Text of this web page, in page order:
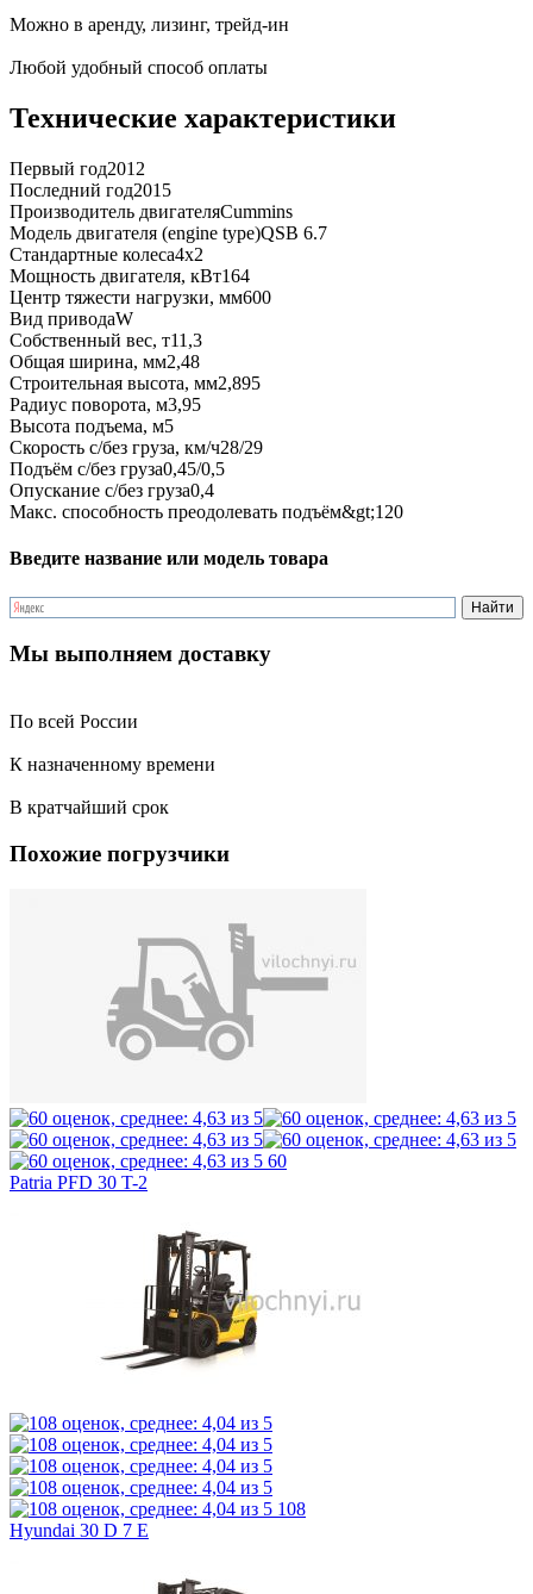
Можно в аренду, лизинг, трейд-ин
Любой удобный способ оплаты
Технические характеристики
Первый год2012
Последний год2015
Производитель двигателяCummins
Модель двигателя (engine type)QSB 6.7
Стандартные колеса4x2
Мощность двигателя, кВт164
Центр тяжести нагрузки, мм600
Вид приводаW
Собственный вес, т11,3
Общая ширина, мм2,48
Строительная высота, мм2,895
Радиус поворота, м3,95
Высота подъема, м5
Скорость с/без груза, км/ч28/29
Подъём с/без груза0,45/0,5
Опускание с/без груза0,4
Макс. способность преодолевать подъём&gt;120
Введите название или модель товара
Мы выполняем доставку
По всей России
К назначенному времени
В кратчайший срок
Похожие погрузчики
60
Patria PFD 30 T-2
108
Hyundai 30 D 7 E